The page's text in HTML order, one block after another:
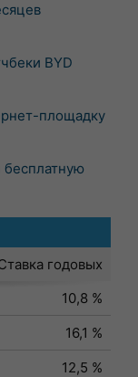
BYD
площадку
годовых
10,8 %
16,1 %
12,5 %